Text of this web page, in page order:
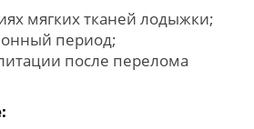
мягких тканей лодыжки;
период;
после перелома